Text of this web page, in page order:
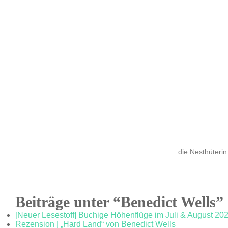
die Nesthüterin
Beiträge unter “Benedict Wells”
[Neuer Lesestoff] Buchige Höhenflüge im Juli & August
Rezension | „Hard Land“ von Benedict Wells